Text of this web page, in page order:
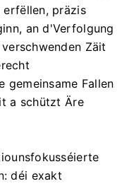
erfëllen, präzis
an d'Verfolgung
Zäit
gemeinsame Fallen
a schützt Äre
déi exakt